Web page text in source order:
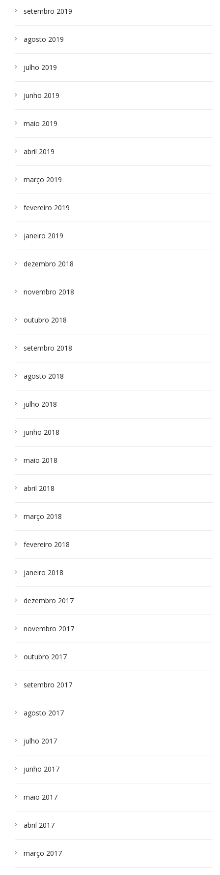
setembro 2019
agosto 2019
julho 2019
junho 2019
maio 2019
abril 2019
março 2019
fevereiro 2019
janeiro 2019
dezembro 2018
novembro 2018
outubro 2018
setembro 2018
agosto 2018
julho 2018
junho 2018
maio 2018
abril 2018
março 2018
fevereiro 2018
janeiro 2018
dezembro 2017
novembro 2017
outubro 2017
setembro 2017
agosto 2017
julho 2017
junho 2017
maio 2017
abril 2017
março 2017